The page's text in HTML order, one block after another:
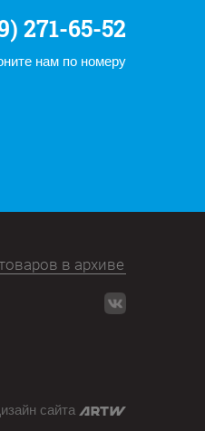
271-65-52
нам по номеру
сайта